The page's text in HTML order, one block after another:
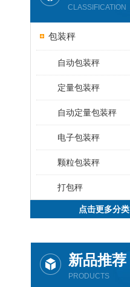
CLASSIFICATION
包装秤
自动包装秤
定量包装秤
自动定量包装秤
电子包装秤
颗粒包装秤
打包秤
点击更多分类
新品推荐
PRODUCTS